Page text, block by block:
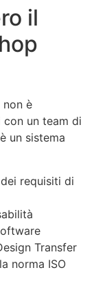
il
non è
un team di
un sistema
requisiti di
Transfer
norma ISO